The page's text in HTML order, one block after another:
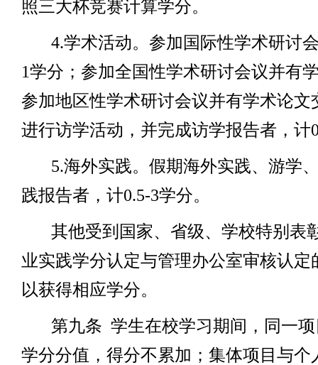
照三大杯竞赛计算学分。
4.学术活动。参加国际性学术研讨
1学分；参加全国性学术研讨会议并有
参加地区性学术研讨会议并有学术论文
进行访学活动，并完成访学报告者，计
5.海外实践。假期海外实践、游学
践报告者，计0.5-3学分。
其他受到国家、省级、学校特别表
业实践学分认定与管理办公室审核认
以获得相应学分。
第九条 学生在校学习期间，同一
学分分值，得分不累加；集体项目与